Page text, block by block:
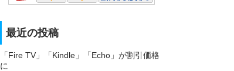
最近の投稿
「Fire TV」「Kindle」「Echo」が割引価格
に